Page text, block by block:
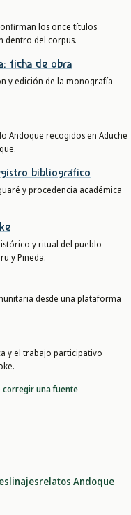
los once títulos
dentro del corpus.
ficha de obra
y edición de la monografía
Andoque recogidos en Aduche
bibliográfico
y procedencia académica
y ritual del pueblo
y Pineda.
desde una plataforma
y el trabajo participativo
corregir una fuente
linajesrelatos Andoque